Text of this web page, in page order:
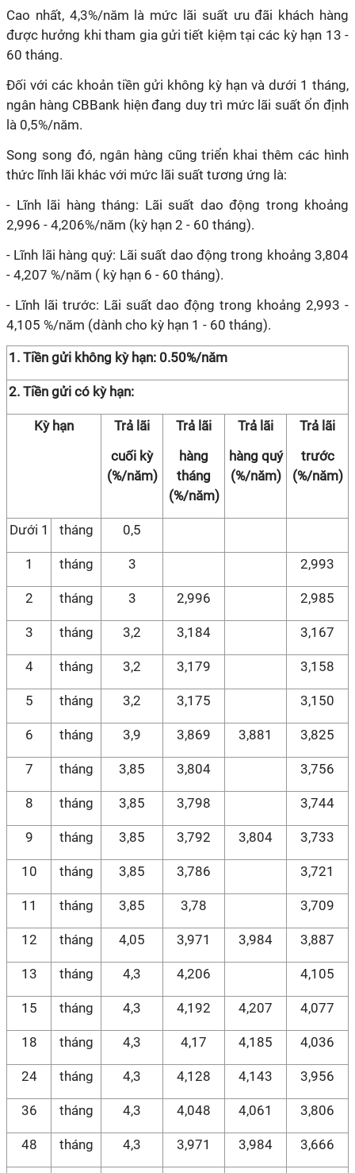
Cao nhất, 4,3%/năm là mức lãi suất ưu đãi khách hàng
được hưởng khi tham gia gửi tiết kiệm tại các kỳ hạn 13 -
60 tháng.
Đối với các khoản tiền gửi không kỳ hạn và dưới 1 tháng,
ngân hàng CBBank hiện đang duy trì mức lãi suất ổn định
là 0,5%/năm.
Song song đó, ngân hàng cũng triển khai thêm các hình
thức lĩnh lãi khác với mức lãi suất tương ứng là:
- Lĩnh lãi hàng tháng: Lãi suất dao động trong khoảng
2,996 - 4,206%/năm (kỳ hạn 2 - 60 tháng).
- Lĩnh lãi hàng quý: Lãi suất dao động trong khoảng 3,804
- 4,207 %/năm ( kỳ hạn 6 - 60 tháng).
- Lĩnh lãi trước: Lãi suất dao động trong khoảng 2,993 -
4,105 %/năm (dành cho kỳ hạn 1 - 60 tháng).
1. Tiền gửi không kỳ hạn: 0.50%/năm
2. Tiền gửi có kỳ hạn:
Kỳ hạn
Trả lãi
cuối kỳ
(%/năm)
Trả lãi
hàng
tháng
(%/năm)
Trả lãi
hàng quý
(%/năm)
Trả lãi
trước
(%/năm)
Dưới 1 tháng 0,5
1 tháng 3 2,993
2 tháng 3 2,996 2,985
3 tháng 3,2 3,184 3,167
4 tháng 3,2 3,179 3,158
5 tháng 3,2 3,175 3,150
6 tháng 3,9 3,869 3,881 3,825
7 tháng 3,85 3,804 3,756
8 tháng 3,85 3,798 3,744
9 tháng 3,85 3,792 3,804 3,733
10 tháng 3,85 3,786 3,721
11 tháng 3,85 3,78 3,709
12 tháng 4,05 3,971 3,984 3,887
13 tháng 4,3 4,206 4,105
15 tháng 4,3 4,192 4,207 4,077
18 tháng 4,3 4,17 4,185 4,036
24 tháng 4,3 4,128 4,143 3,956
36 tháng 4,3 4,048 4,061 3,806
48 tháng 4,3 3,971 3,984 3,666